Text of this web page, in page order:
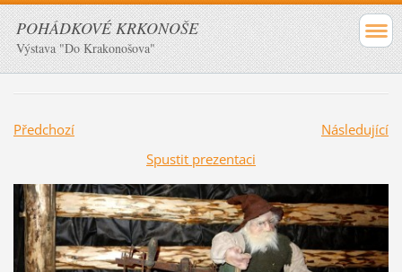
POHÁDKOVÉ KRKONOŠE
Výstava "Do Krakonošova"
Předchozí
Následující
Spustit prezentaci